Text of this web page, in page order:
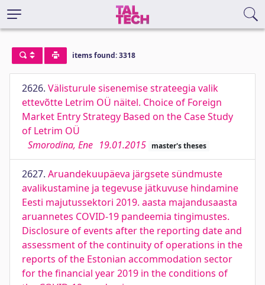
items found: 3318
2626. Välisturule sisenemise strateegia valik
ettevõtte Letrim OÜ näitel. Choice of Foreign
Market Entry Strategy Based on the Case Study
of Letrim OÜ
Smorodina, Ene 19.01.2015 master's theses
2627. Aruandekuupäeva järgsete sündmuste
avalikustamine ja tegevuse jätkuvuse hindamine
Eesti majutussektori 2019. aasta majandusaasta
aruannetes COVID-19 pandeemia tingimustes.
Disclosure of events after the reporting date and
assessment of the continuity of operations in the
reports of the Estonian accommodation sector
for the financial year 2019 in the conditions of